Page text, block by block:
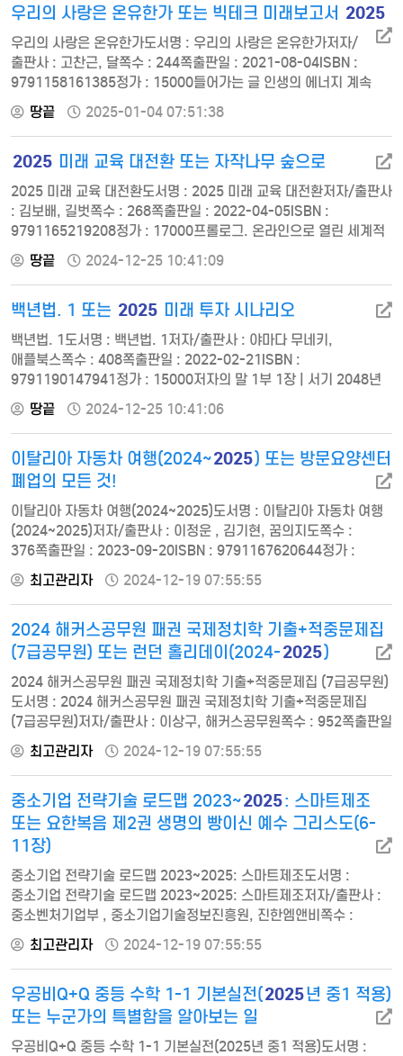
9788957079010정가 : 22000한국의 독자 여러분께 추천의 글
“세포는 하나의 우주이다” 추천의 글 …
우리의 사랑은 온유한가 또는 빅테크 미래보고서 2025
우리의 사랑은 온유한가도서명 : 우리의 사랑은 온유한가저자/
출판사 : 고찬근, 달쪽수 : 244쪽출판일 : 2021-08-04ISBN :
9791158161385정가 : 15000들어가는 글 인생의 에너지 계속
존재하기 NOW HERE 힘내어 살아보기 강직한 사람 되기
겸손하기 다시 겸손하기 한 번 더 겸손하기 고통과 함께하기
고통과 행복의 관계 등불 하나 자유로운 사람 삶에 필요한 힘
깨닫기 깨어 있기 우리는 서로를 원합니다 나뭇잎이 미련 없이
떨어지듯 남모르게 최고의 리더 남을 통해 나를 사…
땅끝 2025-01-04 07:51:38
2025 미래 교육 대전환 또는 자작나무 숲으로
2025 미래 교육 대전환도서명 : 2025 미래 교육 대전환저자/출판사
: 김보배, 길벗쪽수 : 268쪽출판일 : 2022-04-05ISBN :
9791165219208정가 : 17000프롤로그. 온라인으로 열린 세계적
기회의 문 PART 1. 교육 패러다임, 대변혁이 시작되다 Chapter 1.
대학은 더 이상 공부의 종착지가 아니다 01. 대학-취업-성공의 절대
법칙이 깨지다 02. MIT, 하버드, 스탠퍼드에 누구나 들어갈 수 있다
03. 대면 강의가 없는 학교, 미네르바 스쿨 [Q&A] 오프라인 학습
vs.…
땅끝 2024-12-25 10:41:09
백년법. 1 또는 2025 미래 투자 시나리오
백년법. 1도서명 : 백년법. 1저자/출판사 : 야마다 무네키,
애플북스쪽수 : 408쪽출판일 : 2022-02-21ISBN :
9791190147941정가 : 15000저자의 말 1부 1장 | 서기 2048년
2장 | 갈림길 3장 | 미지의 영역 2부 1장 | 전설 2장 | 아들에게 3장 |
무라사키야마 3부 1장 | 거부자 2025 미래 투자 시나리오도서명 :
2025 미래 투자 시나리오저자/출판사 : 최윤식, 알키쪽수 :
336쪽출판일 : 2022-02-10ISBN : 9791165798987정가 :
1700…
땅끝 2024-12-25 10:41:06
이탈리아 자동차 여행(2024~2025) 또는 방문요양센터
폐업의 모든 것!
이탈리아 자동차 여행(2024~2025)도서명 : 이탈리아 자동차 여행
(2024~2025)저자/출판사 : 이정운 , 김기현, 꿈의지도쪽수 :
376쪽출판일 : 2023-09-20ISBN : 9791167620644정가 :
19000프롤로그 이탈리아 자동차 여행 준비편01) 이탈리아 미리
알기 ① 이탈리아 필수 정보 ② 이탈리아 출입국 정보 ③ 이탈리아
항공 & 열차 정보 ④ 이탈리아 여행 Key Point ▶ 여행 업그레이드
이탈리아 더 진하게 즐기는 5가지 방법 -이탈리아 음식 맛보기 -
이탈리아 와인 마시기 -이탈리…
최고관리자 2024-12-19 07:55:55
2024 해커스공무원 패권 국제정치학 기출+적중문제집
(7급공무원) 또는 런던 홀리데이(2024-2025)
2024 해커스공무원 패권 국제정치학 기출+적중문제집 (7급공무원)
도서명 : 2024 해커스공무원 패권 국제정치학 기출+적중문제집
(7급공무원)저자/출판사 : 이상구, 해커스공무원쪽수 : 952쪽출판일
: 2023-12-08ISBN : 9791169996891정가 : 470001권제1편
국제정치학 서설제1장 국제정치학의 의의제2장 국제정치의 행위자
제3장 외교론제4장 국제정치사상제2편 국제정치이론제1장 총론
제2장 현실주의 제3장 자유주의 제4장 마르크스주의제5장 탈냉전
국제관계이론 제6장 국제정치경제론제7장 안보이론제3편 강대국
…
최고관리자 2024-12-19 07:55:55
중소기업 전략기술 로드맵 2023~2025: 스마트제조
또는 요한복음 제2권 생명의 빵이신 예수 그리스도(6-
11장)
중소기업 전략기술 로드맵 2023~2025: 스마트제조도서명 :
중소기업 전략기술 로드맵 2023~2025: 스마트제조저자/출판사 :
중소벤처기업부 , 중소기업기술정보진흥원, 진한엠앤비쪽수 :
452쪽출판일 : 2023-05-02ISBN : 9791129046475정가 :
45000전략분야- 전략분야 선정배경 - 스마트제조1. 개요 2. 동향
조사 분석 3. 품목로드맵전략품목- 지능형 애플리케이션1. 개요 2.
동향 조사 분석3. 특허 동향 4. 전략품목 기술로드맵- 스마트제조용
엣지 컴퓨팅1. 개요 2. 동향 조사 분석3. 특허 …
최고관리자 2024-12-19 07:55:55
우공비Q+Q 중등 수학 1-1 기본실전(2025년 중1 적용)
또는 누군가의 특별함을 알아보는 일
우공비Q+Q 중등 수학 1-1 기본실전(2025년 중1 적용)도서명 :